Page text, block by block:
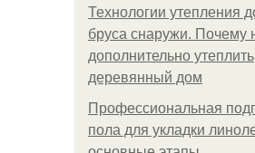
Технологии утепления
бруса снаружи. Почему
дополнительно утеплить
деревянный дом
Профессиональная
пола для укладки